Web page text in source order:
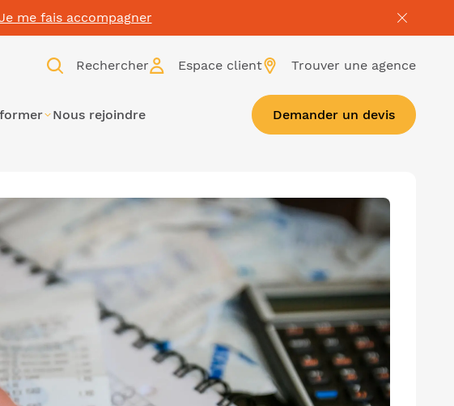
me fais accompagner
Rechercher Espace client Trouver une agence
Nous rejoindre Demander un devis